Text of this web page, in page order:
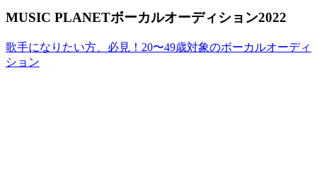
MUSIC PLANETボーカルオーディション2022
歌手になりたい方、必見！20〜49歳対象のボーカルオーディ
ション